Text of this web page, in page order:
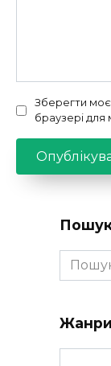
Зберегти моє
браузері для
Search
for:
Жанри